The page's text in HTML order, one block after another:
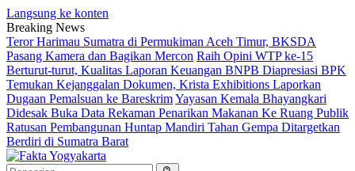
Langsung ke konten
Breaking News
Teror Harimau Sumatra di Permukiman Aceh Timur, BKSDA
Pasang Kamera dan Bagikan Mercon Raih Opini WTP ke-15
Berturut-turut, Kualitas Laporan Keuangan BNPB Diapresiasi BPK
Temukan Kejanggalan Dokumen, Krista Exhibitions Laporkan
Dugaan Pemalsuan ke BareskrimYayasan Kemala Bhayangkari
Didesak Buka Data Rekaman Penarikan Makanan Ke Ruang Publik
Ratusan Pembangunan Huntap Mandiri Tahan Gempa Ditargetkan
Berdiri di Sumatra Barat